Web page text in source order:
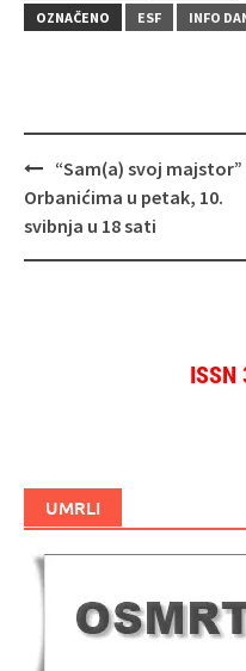
OZNAČENO
ESF INFO
Navigacija
objava
“Sam(a) svoj majstor”
Orbanićima u petak, 10.
svibnja u 18 sati
ISSN
UMRLI